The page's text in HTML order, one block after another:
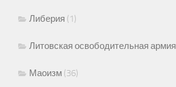
Либерия (1)
Литовская освободительная армия
Маоизм (36)